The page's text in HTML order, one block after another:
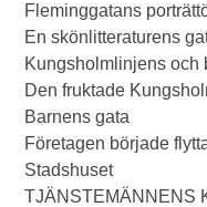
Fleminggatans
En skönlitteraturens
Kungsholmlinjens och
Den fruktade
Barnens gata
Företagen började
Stadshuset
TJÄNSTEMÄNNENS